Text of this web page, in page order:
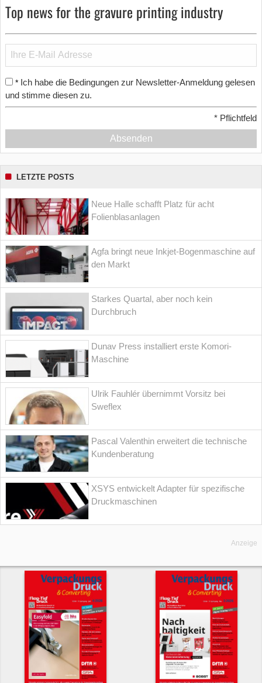
Top news for the gravure printing industry
* Ich habe die Bedingungen zur Newsletter-Anmeldung gelesen
und stimme diesen zu.
* Pflichtfeld
Absenden
LETZTE POSTS
Neue Halle schafft Platz für acht
Folienblasanlagen
Agfa bringt neue Inkjet-Bogenmaschine auf
den Markt
Starkes Quartal, aber noch kein
Durchbruch
Dunav Press installiert erste Komori-
Maschine
Ulrik Fauhlér übernimmt Vorsitz bei
Sweflex
Pascal Valenthin erweitert die technische
Kundenberatung
XSYS entwickelt Adapter für spezifische
Druckmaschinen
Anzeige